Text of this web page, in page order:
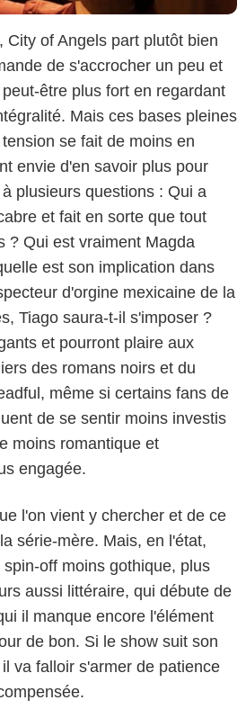
City of Angels part plutôt bien
de s'accrocher un peu et
être plus fort en regardant
Mais ces bases pleines
se fait de moins en
envie d'en savoir plus pour
plusieurs questions : Qui a
et fait en sorte que tout
? Qui est vraiment Magda
est son implication dans
d'orgine mexicaine de la
Tiago saura-t-il s'imposer ?
et pourront plaire aux
des romans noirs et du
même si certains fans de
de se sentir moins investis
moins romantique et
engagée.
l'on vient y chercher et de ce
série-mère. Mais, en l'état,
off moins gothique, plus
aussi littéraire, qui débute de
il manque encore l'élément
de bon. Si le show suit son
va falloir s'armer de patience